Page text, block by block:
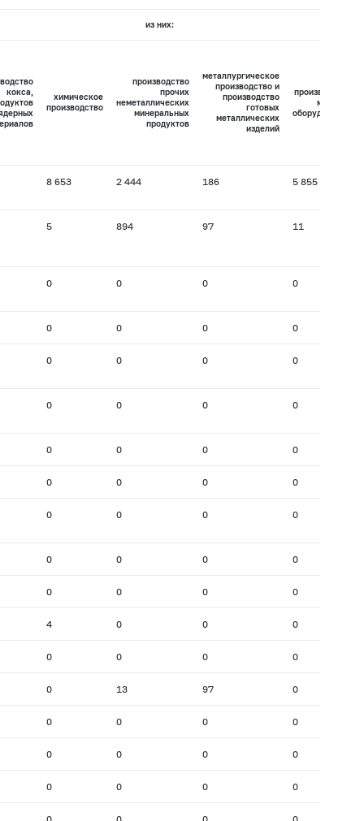
из них:
кокса,
химическое
производство
производство
прочих
неметаллических
минеральных
продуктов
металлургическое
производство и
производство
готовых
металлических
изделий
производство
машин и
оборудования
8 653 2 444 186 5 855
5 894 97 11
0 0 0 0
0 0 0 0
0 0 0 0
0 0 0 0
0 0 0 0
0 0 0 0
0 0 0 0
0 0 0 0
0 0 0 0
4 0 0 0
0 0 0 0
0 13 97 0
0 0 0 0
0 0 0 0
0 0 0 0